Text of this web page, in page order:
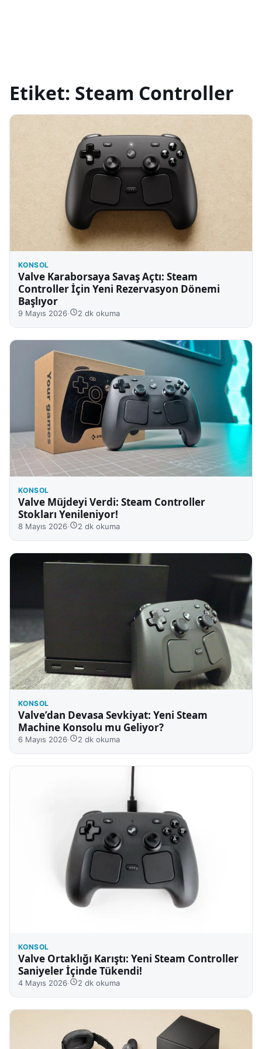
Etiket: Steam Controller
KONSOL
Valve Karaborsaya Savaş Açtı: Steam
Controller İçin Yeni Rezervasyon Dönemi
Başlıyor
9 Mayıs 2026· 2 dk okuma
KONSOL
Valve Müjdeyi Verdi: Steam Controller
Stokları Yenileniyor!
8 Mayıs 2026· 2 dk okuma
KONSOL
Valve’dan Devasa Sevkiyat: Yeni Steam
Machine Konsolu mu Geliyor?
6 Mayıs 2026· 2 dk okuma
KONSOL
Valve Ortaklığı Karıştı: Yeni Steam Controller
Saniyeler İçinde Tükendi!
4 Mayıs 2026· 2 dk okuma